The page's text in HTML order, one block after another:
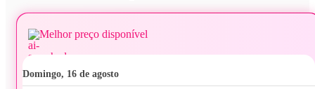
Melhor preço disponível
domingo, 16 de agosto